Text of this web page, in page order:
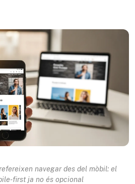
navegar des del mòbil: el
first ja no és opcional